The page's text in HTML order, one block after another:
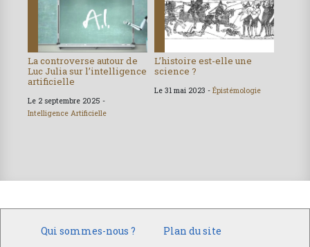
La controverse autour de
Luc Julia sur l’intelligence
artificielle
Le 2 septembre 2025 -
Intelligence Artificielle
L’histoire est-elle une
science ?
Le 31 mai 2023 - Épistémologie
Qui sommes-nous ? Plan du site